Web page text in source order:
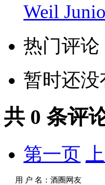
Weil
热门评论
暂时还
共 0 条评
第一页
用 户 名： 酒圈网友